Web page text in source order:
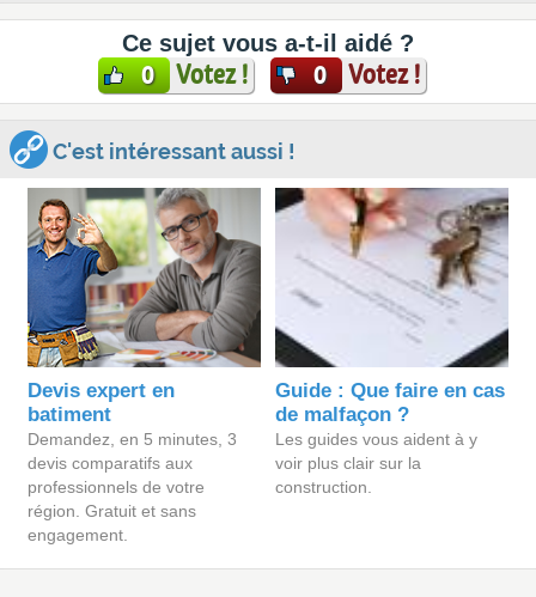
Ce sujet vous a-t-il aidé ?
0 Votez ! 0 Votez !
C'est intéressant aussi !
Devis expert en
batiment
Demandez, en 5 minutes, 3
devis comparatifs aux
professionnels de votre
région. Gratuit et sans
engagement.
Guide : Que faire en cas
de malfaçon ?
Les guides vous aident à y
voir plus clair sur la
construction.